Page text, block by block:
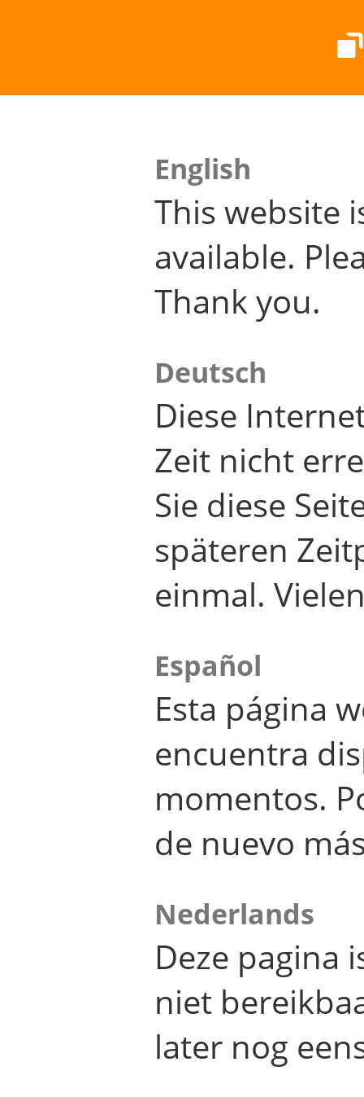
English
This website
available.
Thank you.
Deutsch
Diese
Zeit nicht
Sie diese
späteren
einmal.
Español
Esta página
encuentra
momentos.
de nuevo
Nederlands
Deze pagina
niet
later nog